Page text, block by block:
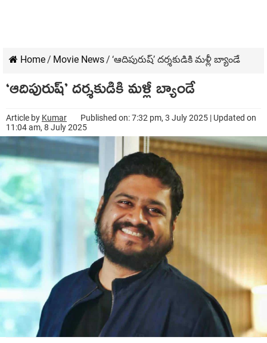
Home/ Movie News/ ‘ఆదిపురుష్’ దర్శకుడికి మళ్లీ బ్యాండే
‘ఆదిపురుష్’ దర్శకుడికి మళ్లీ బ్యాండే
Article by Kumar
Published on: 7:32 pm, 3 July 2025 | Updated on
11:04 am, 8 July 2025